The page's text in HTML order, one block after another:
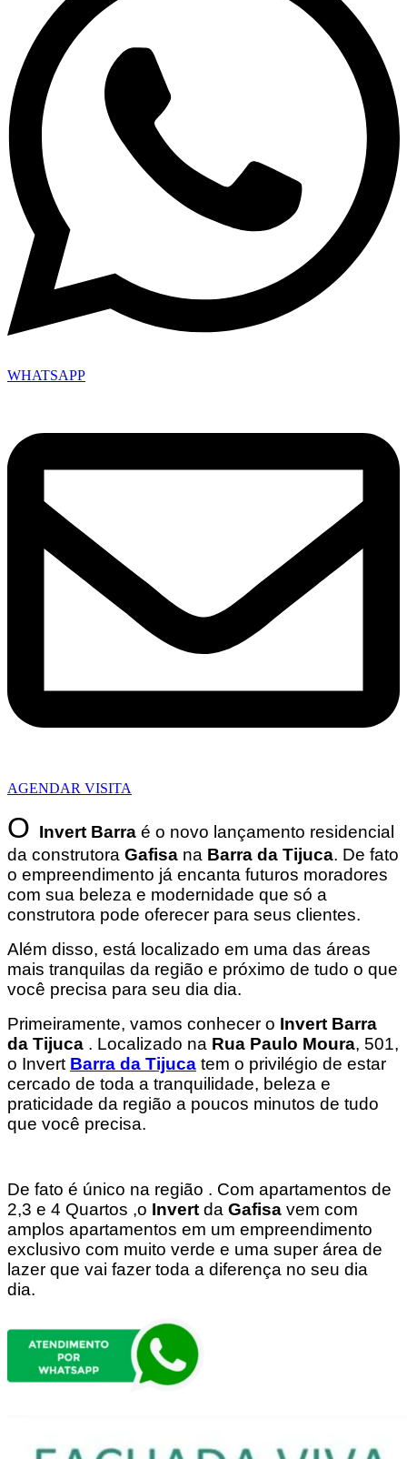
WHATSAPP
AGENDAR VISITA
O Invert Barra é o novo lançamento residencial
da construtora Gafisa na Barra da Tijuca. De fato
o empreendimento já encanta futuros moradores
com sua beleza e modernidade que só a
construtora pode oferecer para seus clientes.
Além disso, está localizado em uma das áreas
mais tranquilas da região e próximo de tudo o que
você precisa para seu dia dia.
Primeiramente, vamos conhecer o Invert Barra
da Tijuca . Localizado na Rua Paulo Moura, 501,
o Invert Barra da Tijuca tem o privilégio de estar
cercado de toda a tranquilidade, beleza e
praticidade da região a poucos minutos de tudo
que você precisa.
De fato é único na região . Com apartamentos de
2,3 e 4 Quartos ,o Invert da Gafisa vem com
amplos apartamentos em um empreendimento
exclusivo com muito verde e uma super área de
lazer que vai fazer toda a diferença no seu dia
dia.